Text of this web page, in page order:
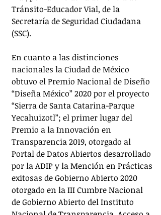
Tránsito-Educador Vial, de la
Secretaría de Seguridad Ciudadana
(SSC).
En cuanto a las distinciones
nacionales la Ciudad de México
obtuvo el Premio Nacional de Diseño
“Diseña México” 2020 por el proyecto
“Sierra de Santa Catarina-Parque
Yecahuizotl”; el primer lugar del
Premio a la Innovación en
Transparencia 2019, otorgado al
Portal de Datos Abiertos desarrollado
por la ADIP y la Mención en Prácticas
exitosas de Gobierno Abierto 2020
otorgado en la III Cumbre Nacional
de Gobierno Abierto del Instituto